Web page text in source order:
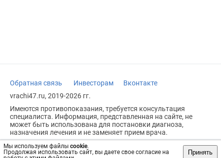
Мы используем файлы cookie.
Продолжая использовать сайт, вы даете свое согласие на
Принять
Обратная связь Инвесторам
Вконтакте
vrachi47.ru, 2019-2026 гг.
Имеются противопоказания, требуется консультация
специалиста. Информация, представленная на сайте, не
может быть использована для постановки диагноза,
назначения лечения и не заменяет прием врача.
Возрастное ограничение: 18+